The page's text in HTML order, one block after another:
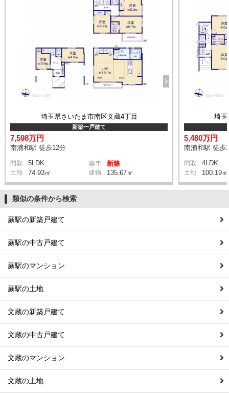
埼玉県さいたま市南区文蔵4丁目
新築一戸建て
7,598万円
南浦和駅 徒歩12分
間取 5LDK 築年 新築
土地 74.93㎡ 建物 135.67㎡
埼玉
5,480万円
南浦和駅 徒歩
間取 4LDK
土地 100.19㎡
類似の条件から検索
蕨駅の新築戸建て
蕨駅の中古戸建て
蕨駅のマンション
蕨駅の土地
文蔵の新築戸建て
文蔵の中古戸建て
文蔵のマンション
文蔵の土地